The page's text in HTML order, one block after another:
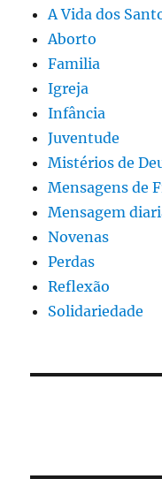
A Vida dos
Aborto
Familia
Igreja
Infância
Juventude
Mistérios de
Mensagens de
Mensagem
Novenas
Perdas
Reflexão
Solidariedade